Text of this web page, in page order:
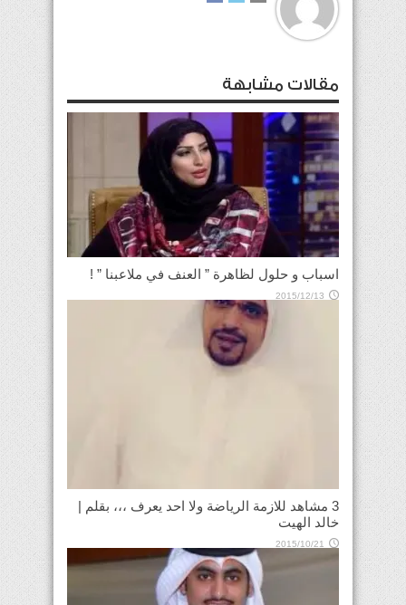
مقالات مشابهة
اسباب و حلول لظاهرة ” العنف في ملاعبنا ” !
2015/12/13
3 مشاهد للازمة الرياضة ولا احد يعرف ،،، بقلم |
خالد الهيت
2015/10/21